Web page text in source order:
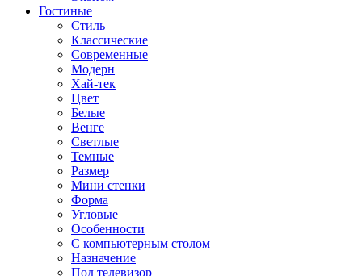
Гостиные
Стиль
Классические
Современные
Модерн
Хай-тек
Цвет
Белые
Венге
Светлые
Темные
Размер
Мини стенки
Форма
Угловые
Особенности
С компьютерным столом
Назначение
Под телевизор